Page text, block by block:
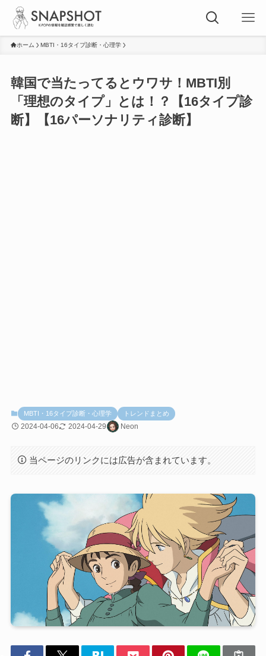
ホーム MBTI・16タイプ診断・心理学
韓国で当たってるとウワサ！MBTI別
「理想のタイプ」とは！？【16タイプ診
断】【16パーソナリティ診断】
MBTI・16タイプ診断・心理学 トレンドまとめ
2024-04-06 2024-04-29 Neon
当ページのリンクには広告が含まれています。